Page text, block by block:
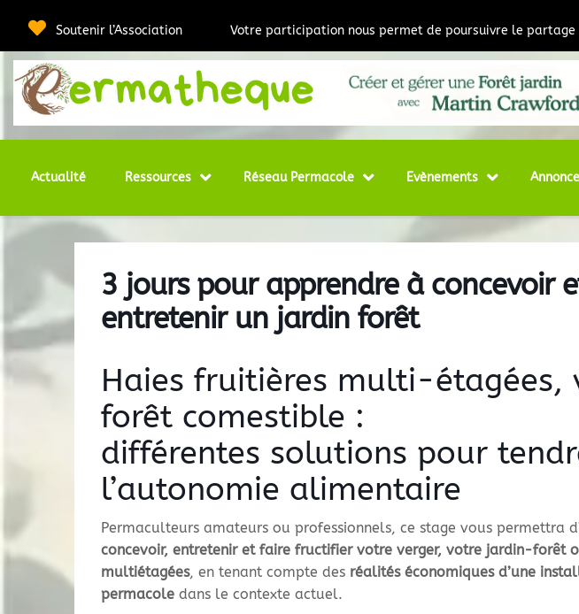
Soutenir l’Association Votre participation nous permet de poursuivre le partage
Permatheque
Webmédia et Ressources sur la
Actualité Ressources Réseau Permacole Evènements
3 jours pour apprendre à concevoir
entretenir un jardin forêt
Haies fruitières multi-étagées,
forêt comestible :
différentes solutions pour
l’autonomie alimentaire
Permaculteurs amateurs ou professionnels, ce stage vous permettra
concevoir, entretenir et faire fructifier votre verger, votre jardin-forêt
multiétagées, en tenant compte des réalités économiques d’une
permacole dans le contexte actuel.